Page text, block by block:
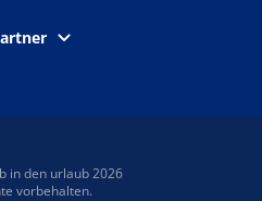
in den urlaub 2026
vorbehalten.